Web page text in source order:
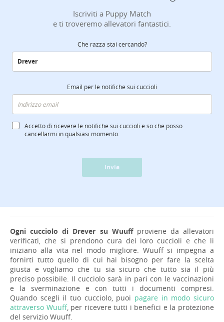
Iscriviti a Puppy Match
e ti troveremo allevatori fantastici.
Che razza stai cercando?
Email per le notifiche sui cuccioli
Accetto di ricevere le notifiche sui cuccioli e so che posso
cancellarmi in qualsiasi momento.
Invia
Ogni cucciolo di Drever su Wuuffproviene da allevatori
verificati, che si prendono cura dei loro cuccioli e che li
iniziano alla vita nel modo migliore. Wuuff si impegna a
fornirti tutto quello di cui hai bisogno per fare la scelta
giusta e vogliamo che tu sia sicuro che tutto sia il più
preciso possibile. Il cucciolo sarà in pari con le vaccinazioni
e la sverminazione e con tutti i documenti compresi.
Quando scegli il tuo cucciolo, puoi pagare in modo sicuro
attraverso Wuuff, per ricevere tutti i benefici e la protezione
del servizio Wuuff.